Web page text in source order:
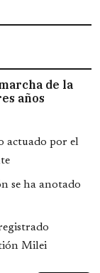
de la
años
actuado por el
se ha anotado
Milei